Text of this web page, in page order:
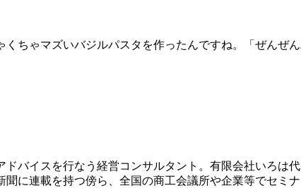
ちゃマズいバジルパスタを作ったんですね。「ぜん
バイスを行なう経営コンサルタント。有限会社いろは
に連載を持つ傍ら、全国の商工会議所や企業等でセミ